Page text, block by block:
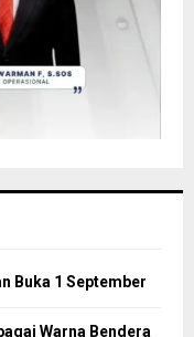
Buka 1 September
Warna Bendera